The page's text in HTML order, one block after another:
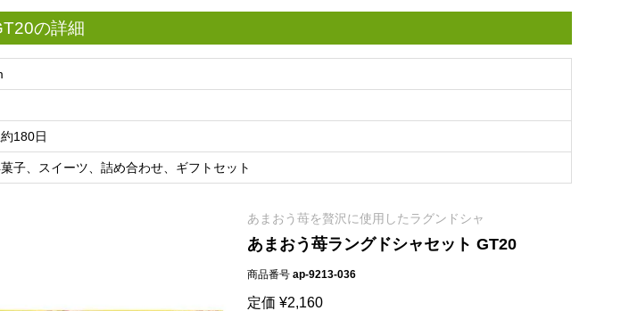
の詳細
180日
子、スイーツ、詰め合わせ、ギフトセット
あまおう苺を贅沢に使用したラグンドシャ
あまおう苺ラングドシャセット GT20
商品番号 ap-9213-036
定価 ¥2,160